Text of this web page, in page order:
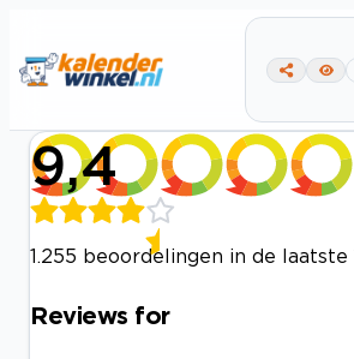
9,4
1.255 beoordelingen in de laatste
Reviews for